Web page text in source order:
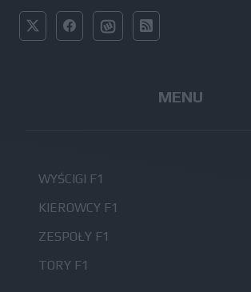
MENU
WYŚCIGI F1
KIEROWCY F1
ZESPOŁY F1
TORY F1